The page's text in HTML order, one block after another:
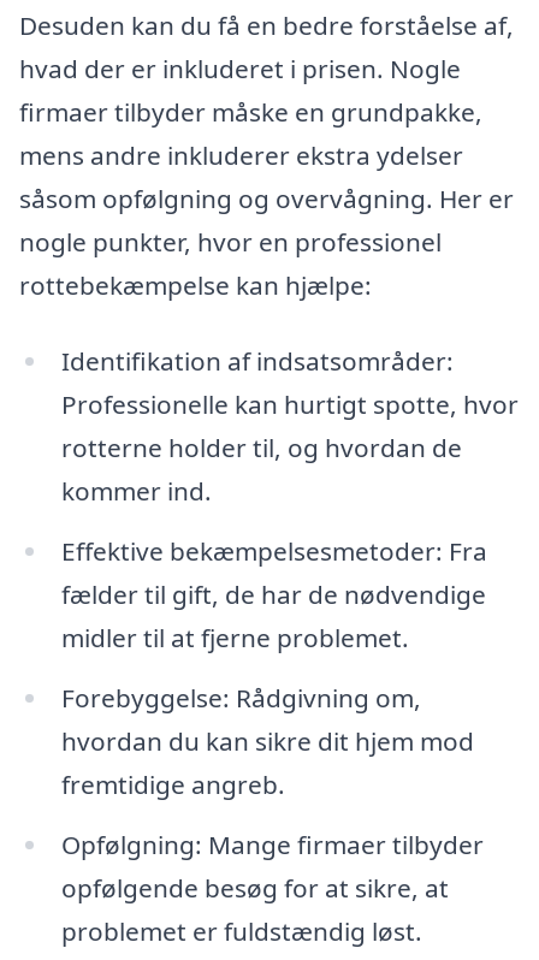
Desuden kan du få en bedre forståelse af,
hvad der er inkluderet i prisen. Nogle
firmaer tilbyder måske en grundpakke,
mens andre inkluderer ekstra ydelser
såsom opfølgning og overvågning. Her er
nogle punkter, hvor en professionel
rottebekæmpelse kan hjælpe:
Identifikation af indsatsområder:
Professionelle kan hurtigt spotte, hvor
rotterne holder til, og hvordan de
kommer ind.
Effektive bekæmpelsesmetoder: Fra
fælder til gift, de har de nødvendige
midler til at fjerne problemet.
Forebyggelse: Rådgivning om,
hvordan du kan sikre dit hjem mod
fremtidige angreb.
Opfølgning: Mange firmaer tilbyder
opfølgende besøg for at sikre, at
problemet er fuldstændig løst.